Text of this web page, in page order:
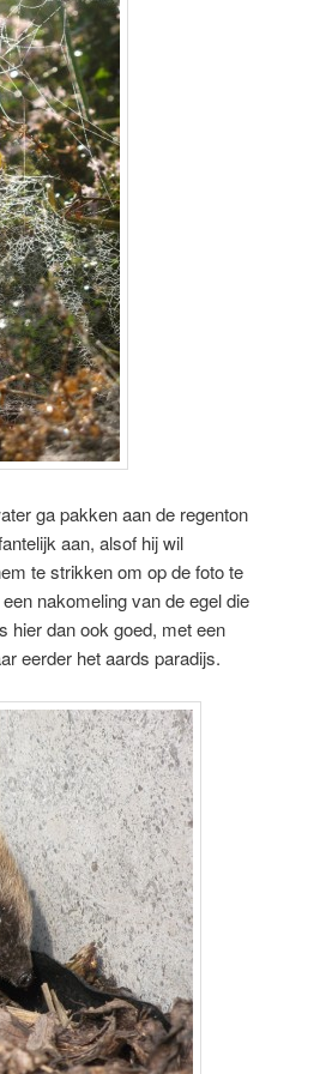
ga pakken aan de regenton
aan, alsof hij wil
te strikken om op de foto te
nakomeling van de egel die
hier dan ook goed, met een
eerder het aards paradijs.